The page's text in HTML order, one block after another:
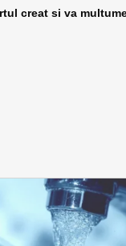
creat si va